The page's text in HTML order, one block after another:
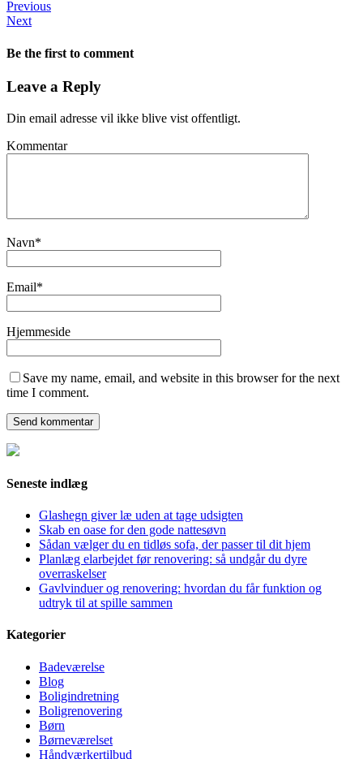
Previous
Next
Be the first to comment
Leave a Reply
Din email adresse vil ikke blive vist offentligt.
Kommentar
Navn*
Email*
Hjemmeside
Save my name, email, and website in this browser for the next
time I comment.
Seneste indlæg
Glashegn giver læ uden at tage udsigten
Skab en oase for den gode nattesøvn
Sådan vælger du en tidløs sofa, der passer til dit hjem
Planlæg elarbejdet før renovering: så undgår du dyre
overraskelser
Gavlvinduer og renovering: hvordan du får funktion og
udtryk til at spille sammen
Kategorier
Badeværelse
Blog
Boligindretning
Boligrenovering
Børn
Børneværelset
Håndværkertilbud